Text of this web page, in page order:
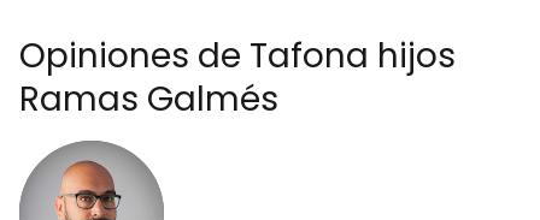
Opiniones de Tafona hijos
Ramas Galmés